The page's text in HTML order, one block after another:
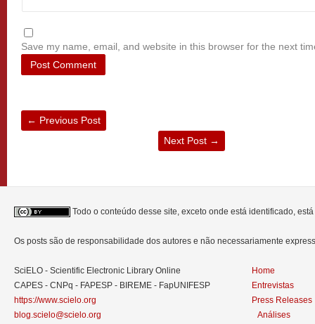
Save my name, email, and website in this browser for the next
← Previous Post
Next Post →
Todo o conteúdo desse site, exceto onde está identificado,
Os posts são de responsabilidade dos autores e não necessariamente
SciELO - Scientific Electronic Library Online
CAPES - CNPq - FAPESP - BIREME - FapUNIFESP
https://www.scielo.org
blog.scielo@scielo.org
Home
Entrevistas
Press Releases
Análises